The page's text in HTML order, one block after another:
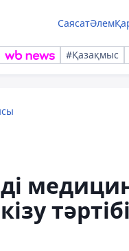
СаясатӘлем
#Қазақмыс